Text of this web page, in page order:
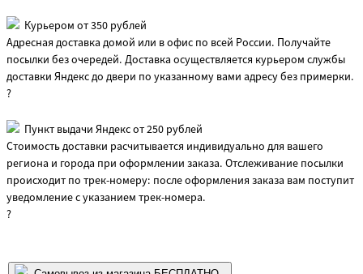
Курьером от 350 рублей
Адресная доставка домой или в офис по всей России. Получайте
посылки без очередей. Доставка осуществляется курьером службы
доставки Яндекс до двери по указанному вами адресу без примерки.
?
Пункт выдачи Яндекс от 250 рублей
Стоимость доставки расчитывается индивидуально для вашего
региона и города при оформлении заказа. Отслеживание посылки
происходит по трек-номеру: после оформления заказа вам поступит
уведомление с указанием трек-номера.
?